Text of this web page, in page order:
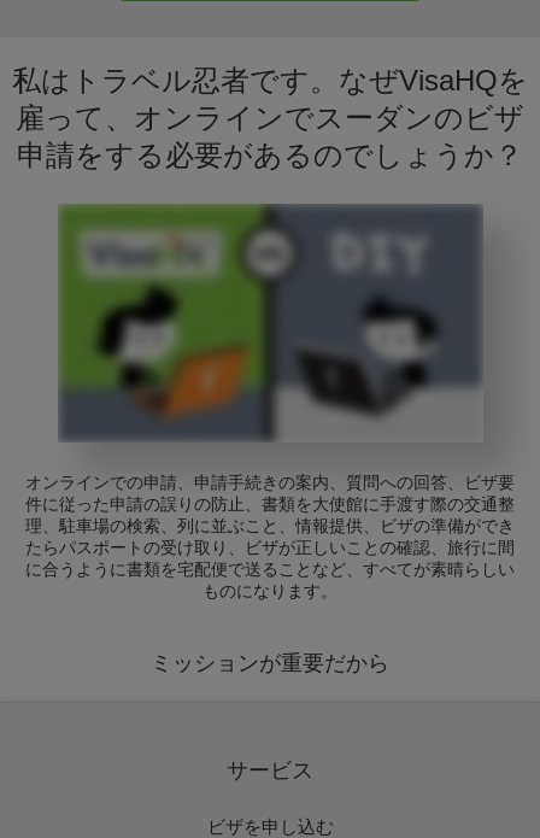
私はトラベル忍者です。なぜVisaHQを
雇って、オンラインでスーダンのビザ
申請をする必要があるのでしょうか？
オンラインでの申請、申請手続きの案内、質問への回答、ビザ要
件に従った申請の誤りの防止、書類を大使館に手渡す際の交通整
理、駐車場の検索、列に並ぶこと、情報提供、ビザの準備ができ
たらパスポートの受け取り、ビザが正しいことの確認、旅行に間
に合うように書類を宅配便で送ることなど、すべてが素晴らしい
ものになります。
ミッションが重要だから
サービス
ビザを申し込む